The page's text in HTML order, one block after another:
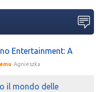
Entertainment: A
Agnieszka
il mondo delle